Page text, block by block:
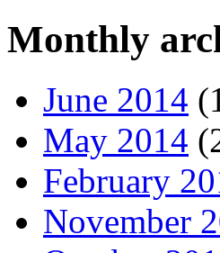
Monthly
June 2014
May 2014
February
November